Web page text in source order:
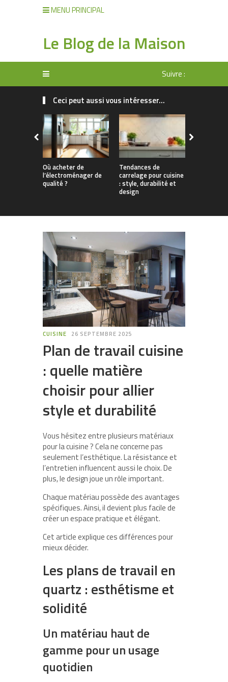
MENU PRINCIPAL
Le Blog de la Maison
Suivre :
Ceci peut aussi vous intéresser...
Où acheter de
l’électroménager de
qualité ?
Tendances de
carrelage pour cuisine
: style, durabilité et
design
CUISINE 26 SEPTEMBRE 2025
Plan de travail cuisine
: quelle matière
choisir pour allier
style et durabilité
Vous hésitez entre plusieurs matériaux
pour la cuisine ? Cela ne concerne pas
seulement l’esthétique. La résistance et
l’entretien influencent aussi le choix. De
plus, le design joue un rôle important.
Chaque matériau possède des avantages
spécifiques. Ainsi, il devient plus facile de
créer un espace pratique et élégant.
Cet article explique ces différences pour
mieux décider.
Les plans de travail en
quartz : esthétisme et
solidité
Un matériau haut de
gamme pour un usage
quotidien